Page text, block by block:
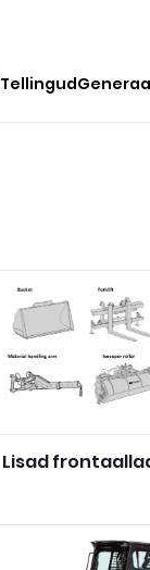
Tellingud
Lisad